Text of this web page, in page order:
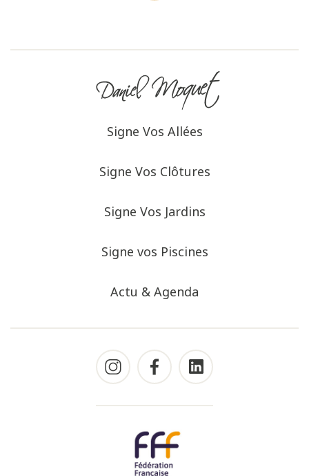
Signe Vos Allées
Signe Vos Clôtures
Signe Vos Jardins
Signe vos Piscines
Actu & Agenda